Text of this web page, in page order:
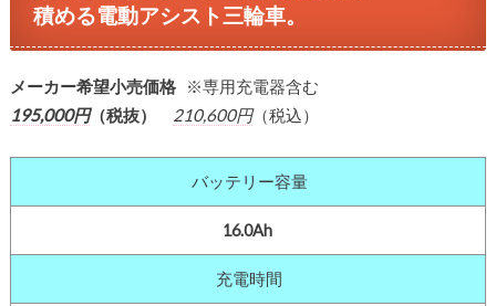
積める電動アシスト三輪車。
メーカー希望小売価格
※専用充電器含む
195,000円（税抜） 210,600円（税込）
バッテリー容量
16.0Ah
充電時間